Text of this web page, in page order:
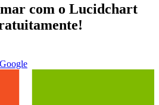
com o Lucidchart
Google